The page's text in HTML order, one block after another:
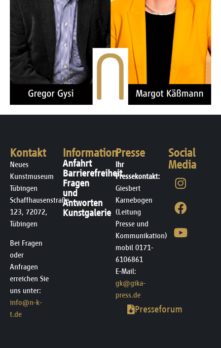
Kontakt
Neues
Kunstmuseum
Tübingen
Schaffhausenstraße
123, 72072,
Tübingen
Bei Fragen
oder
Anfragen
erreichen Sie
uns unter:
info@n-k-
t.de
Information
Anfahrt
Barrierefreiheit
Fragen
und
Antworten
Kunstgalerie
Presse
Ihr
Pressekontakt:
Giesbert
Karnebogen
(Leitung
Presse und
Kommunikation)
mobil 0171-
6106861
E-Mail:
gk@gika-
press.de
Presseforum
Social
Media